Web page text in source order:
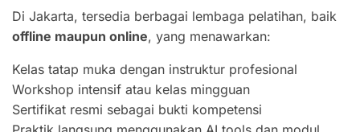
Di Jakarta, tersedia berbagai lembaga pelatihan, baik
offline maupun online, yang menawarkan:
Kelas tatap muka dengan instruktur profesional
Workshop intensif atau kelas mingguan
Sertifikat resmi sebagai bukti kompetensi